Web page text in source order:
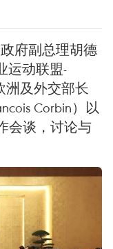
府副总理胡德
运动联盟-
洲及外交部长
Corbin）以
会谈，讨论与